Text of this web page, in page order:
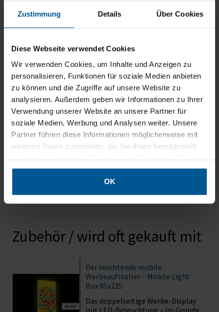
Zustimmung Details Über Cookies
Diese Webseite verwendet Cookies
Wir verwenden Cookies, um Inhalte und Anzeigen zu
personalisieren, Funktionen für soziale Medien anbieten
zu können und die Zugriffe auf unsere Website zu
analysieren. Außerdem geben wir Informationen zu Ihrer
Verwendung unserer Website an unsere Partner für
soziale Medien, Werbung und Analysen weiter. Unsere
Partner führen diese Informationen möglicherweise mit
weiteren Daten zusammen, die Sie ihnen bereitgestellt
haben oder die sie im Rahmen Ihrer Nutzung der Dienste
gesammelt haben.
OK
Als Werbeaufsteller oder ganzer Messestand
Die Mobile Light Box ist in den folgenden Formaten
lieferbar (BxH):
85x200 cm
85x225 cm
85x250 cm
100x200 cm
100x250 cm
leuchtender mobiler Messestand
Zubehör / wird oft gekauft mit
Der leuchtende mobile
Werbeaufsteller – Mobile Light
Box 85x225
Das doppelseitige Werbe-Display
mit LED-Beleuchtung – im Grunde